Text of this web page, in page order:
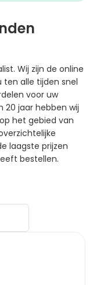
Wij zijn de online
alle tijden snel
voor uw
20 jaar hebben wij
het gebied van
laagste prijzen
bestellen.